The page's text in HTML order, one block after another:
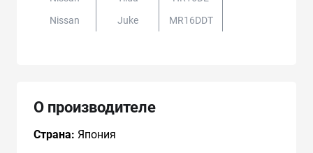
Nissan
Juke MR16DDT
О производителе
Страна: Япония